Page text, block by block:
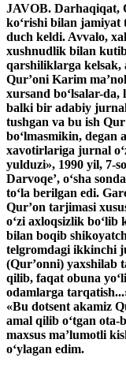
JAVOB. Darhaqiqat,
ko‘rishi bilan jamiyat
duch keldi. Avvalo,
xushnudlik bilan
qarshiliklarga
Qur’oni Karim
xursand bo‘lsalar-
balki bir adabiy
tushgan va bu ish
bo‘lmasmikin, degan
xavotirlariga jurnal
yulduzi», 1990 yil, 7-
Darvoqe’, o‘sha
to‘la berilgan edi.
Qur’on tarjimasi
o‘zi axloqsizlik bo‘lib
bilan boqib
telgromdagi ikkinchi
(Qur’onni) yaxshilab
qilib, faqat obuna
odamlarga
«Bu dotsent akamiz
amal qilib o‘tgan
maxsus ma’lumotli
o‘ylagan edim.